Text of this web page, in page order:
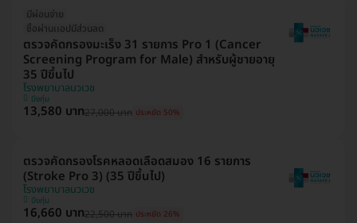
มีผ่อนจ่าย
ซื้อผ่านเเอปมีส่วนลด
ตรวจคัดกรองมะเร็ง 31 รายการ Pro 1 (Cancer
Screening Program for Male) สำหรับผู้ชายอายุ
35 ปีขึ้นไป
โรงพยาบาลนวเวช
บึงกุ่ม
13,580 บาท27,000 บาท ประหยัด 50%
ตรวจคัดกรองโรคหลอดเลือดสมอง 16 รายการ
(Stroke Pro 3) (35 ปีขึ้นไป)
โรงพยาบาลนวเวช
บึงกุ่ม
16,660 บาท22,500 บาท ประหยัด 26%